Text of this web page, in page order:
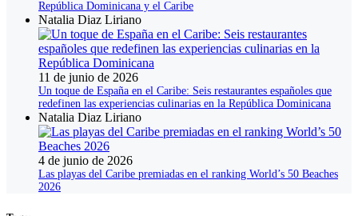
República Dominicana y el Caribe
Natalia Diaz Liriano
11 de junio de 2026
Un toque de España en el Caribe: Seis restaurantes españoles que
redefinen las experiencias culinarias en la República Dominicana
Natalia Diaz Liriano
4 de junio de 2026
Las playas del Caribe premiadas en el ranking World’s 50 Beaches
2026